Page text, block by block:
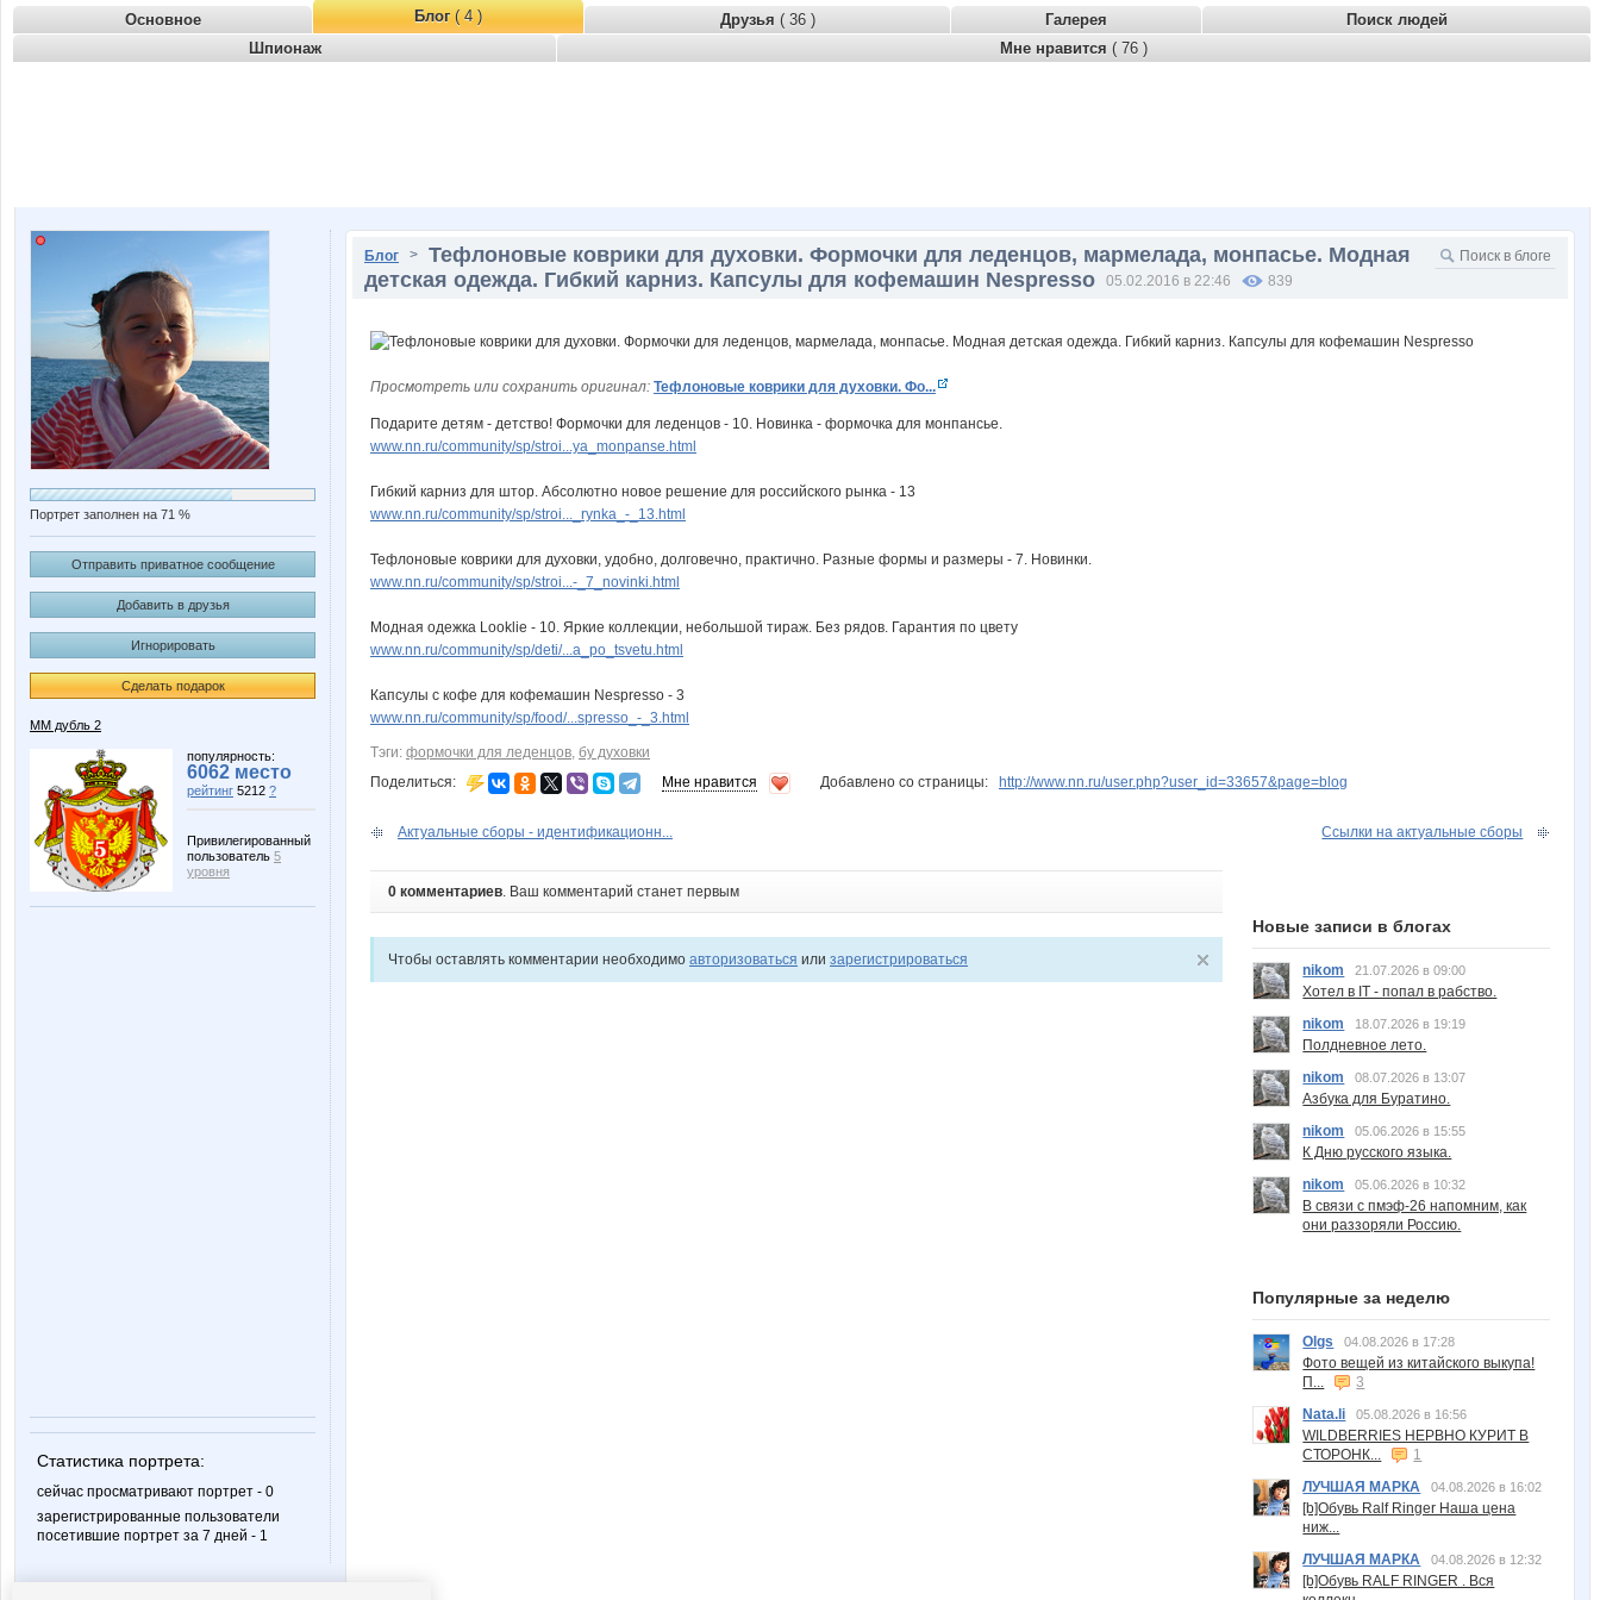
Основное Блог( 4 ) Друзья ( 36 ) Галерея
Поиск людей
Шпионаж
Мне нравится ( 76 )
Портрет заполнен на 71 %
Отправить приватное сообщение
Добавить в друзья
Игнорировать
Сделать подарок
ММ дубль 2
популярность:
6062 место
рейтинг 5212 ?
Привилегированный
пользователь 5
уровня
Статистика портрета:
сейчас просматривают портрет - 0
зарегистрированные пользователи
посетившие портрет за 7 дней - 1
Блог > Тефлоновые коврики для духовки. Формочки для леденцов, мармелада, монпасье. Модная
детская одежда. Гибкий карниз. Капсулы для кофемашин Nespresso
05.02.2016 в 22:46 839
Просмотреть или сохранить оригинал: Тефлоновые коврики для духовки. Фо...
Подарите детям - детство! Формочки для леденцов - 10. Новинка - формочка для монпансье.
www.nn.ru/community/sp/stroi...ya_monpanse.html
Гибкий карниз для штор. Абсолютно новое решение для российского рынка - 13
www.nn.ru/community/sp/stroi..._rynka_-_13.html
Тефлоновые коврики для духовки, удобно, долговечно, практично. Разные формы и размеры - 7. Новинки.
www.nn.ru/community/sp/stroi...-_7_novinki.html
Модная одежка Looklie - 10. Яркие коллекции, небольшой тираж. Без рядов. Гарантия по цвету
www.nn.ru/community/sp/deti/...a_po_tsvetu.html
Капсулы с кофе для кофемашин Nespresso - 3
www.nn.ru/community/sp/food/...spresso_-_3.html
Тэги: формочки для леденцов, бу духовки
Поделиться:
Мне нравится Добавлено со страницы: http://www.nn.ru/user.php?user_id=33657&page=blog
Актуальные сборы - идентификационн... Ссылки на актуальные сборы
0 комментариев. Ваш комментарий станет первым
Чтобы оставлять комментарии необходимо авторизоваться или зарегистрироваться
Новые записи в блогах
nikom 21.07.2026 в 09:00
Хотел в IT - попал в рабство.
nikom
18.07.2026 в 19:19
Полдневное лето.
nikom
08.07.2026 в 13:07
Азбука для Буратино.
nikom
05.06.2026 в 15:55
К Дню русского языка.
nikom
05.06.2026 в 10:32
В связи с пмэф-26 напомним, как
они раззоряли Россию.
Популярные за неделю
Olgs 04.08.2026 в 17:28
Фото вещей из китайского выкупа!
П...
3
Nata.li
05.08.2026 в 16:56
WILDBERRIES НЕРВНО КУРИТ В
СТОРОНК...
1
ЛУЧШАЯ МАРКА
04.08.2026 в 16:02
[b]Обувь Ralf Ringer Наша цена
ниж...
ЛУЧШАЯ МАРКА
04.08.2026 в 12:32
[b]Обувь RALF RINGER . Вся